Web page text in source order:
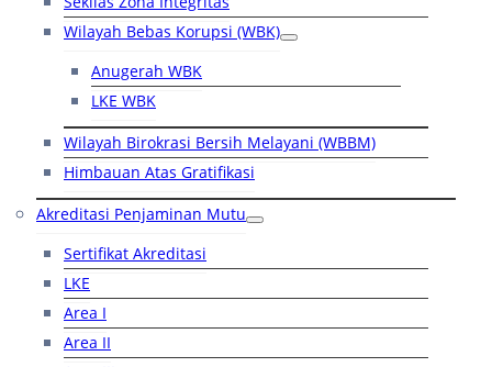
Wilayah Bebas Korupsi (WBK)
Anugerah WBK
LKE WBK
Wilayah Birokrasi Bersih Melayani (WBBM)
Himbauan Atas Gratifikasi
Akreditasi Penjaminan Mutu
Sertifikat Akreditasi
LKE
Area I
Area II